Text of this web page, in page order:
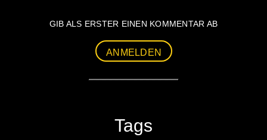
GIB ALS ERSTER EINEN KOMMENTAR AB
ANMELDEN
Tags